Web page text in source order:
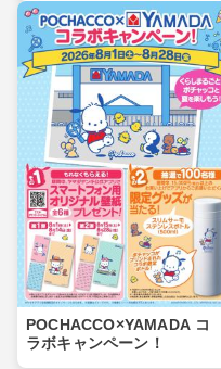
POCHACCO×YAMADA コ
ラボキャンペーン！